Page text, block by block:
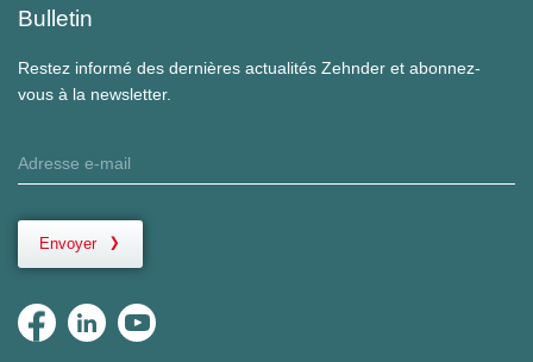
Bulletin
Restez informé des dernières actualités Zehnder et abonnez-
vous à la newsletter.
Envoyer